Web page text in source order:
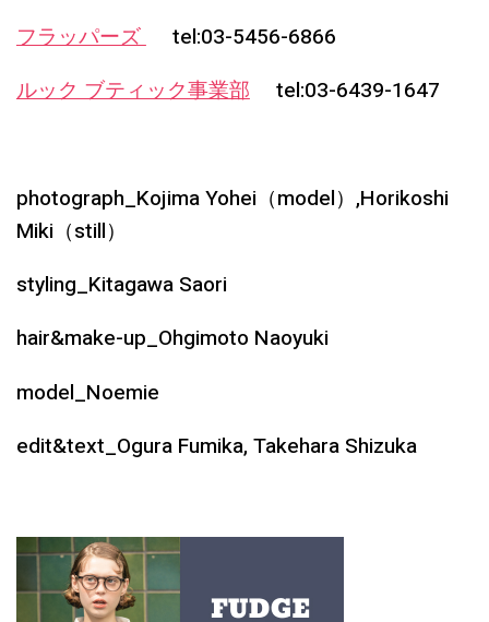
フラッパーズtel:03-5456-6866
ルック ブティック事業部tel:03-6439-1647
photograph_Kojima Yohei（model）,Horikoshi
Miki（still）
styling_Kitagawa Saori
hair&make-up_Ohgimoto Naoyuki
model_Noemie
edit&text_Ogura Fumika, Takehara Shizuka